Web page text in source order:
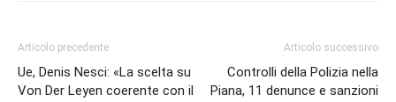
Articolo precedente
Ue, Denis Nesci: «La scelta su
Von Der Leyen coerente con il
Articolo successivo
Controlli della Polizia nella
Piana, 11 denunce e sanzioni